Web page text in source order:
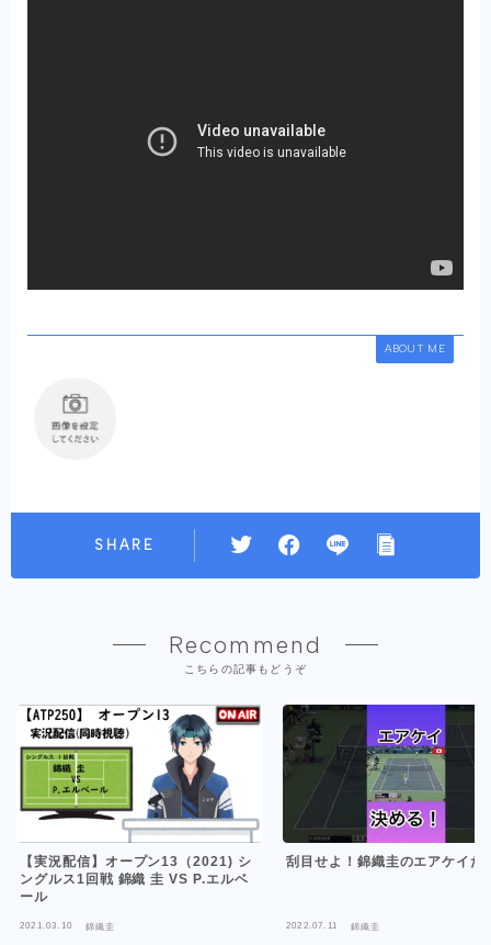
ABOUT ME
SHARE
Recommend
こちらの記事もどうぞ
【実況配信】オープン13（2021) シ
ングルス1回戦 錦織 圭 VS P.エルベ
ール
2021.03.10 錦織圭
刮目せよ！錦織圭のエアケイだ
2022.07.11 錦織圭